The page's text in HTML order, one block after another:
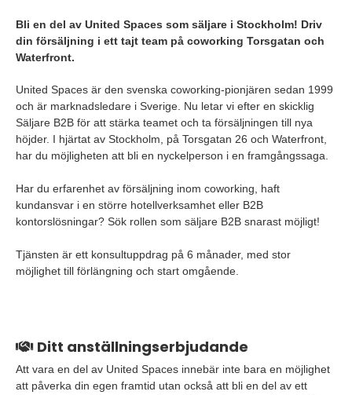
Bli en del av United Spaces som säljare i Stockholm! Driv
din försäljning i ett tajt team på coworking Torsgatan och
Waterfront.
United Spaces är den svenska coworking-pionjären sedan 1999
och är marknadsledare i Sverige. Nu letar vi efter en skicklig
Säljare B2B för att stärka teamet och ta försäljningen till nya
höjder. I hjärtat av Stockholm, på Torsgatan 26 och Waterfront,
har du möjligheten att bli en nyckelperson i en framgångssaga.
Har du erfarenhet av försäljning inom coworking, haft
kundansvar i en större hotellverksamhet eller B2B
kontorslösningar? Sök rollen som säljare B2B snarast möjligt!
Tjänsten är ett konsultuppdrag på 6 månader, med stor
möjlighet till förlängning och start omgående.
Ditt anställningserbjudande
Att vara en del av United Spaces innebär inte bara en möjlighet
att påverka din egen framtid utan också att bli en del av ett